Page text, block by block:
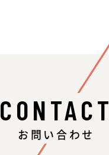
CONTACT
お問い合わせ